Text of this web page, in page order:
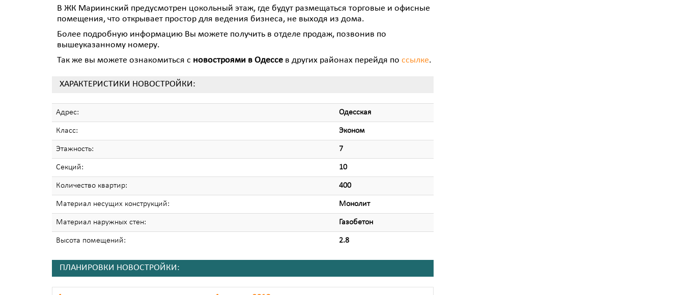
В ЖК Мариинский предусмотрен цокольный этаж, где будут размещаться торговые и офисные
помещения, что открывает простор для ведения бизнеса, не выходя из дома.
Более подробную информацию Вы можете получить в отделе продаж, позвонив по
вышеуказанному номеру.
Так же вы можете ознакомиться с новостроями в Одессе в других районах перейдя по ссылке.
ХАРАКТЕРИСТИКИ НОВОСТРОЙКИ:
Адрес: Одесская
Класс: Эконом
Этажность: 7
Секций: 10
Количество квартир: 400
Материал несущих конструкций: Монолит
Материал наружных стен: Газобетон
Высота помещений: 2.8
ПЛАНИРОВКИ НОВОСТРОЙКИ: